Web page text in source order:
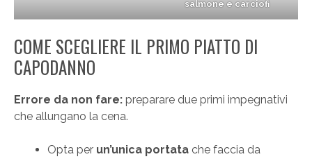
salmone e carciofi
COME SCEGLIERE IL PRIMO PIATTO DI
CAPODANNO
Errore da non fare: preparare due primi impegnativi
che allungano la cena.
Opta per un’unica portata che faccia da